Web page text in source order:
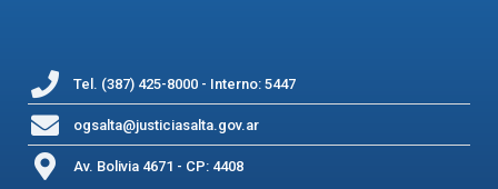
Tel. (387) 425-8000 - Interno: 5447
ogsalta@justiciasalta.gov.ar
Av. Bolivia 4671 - CP: 4408